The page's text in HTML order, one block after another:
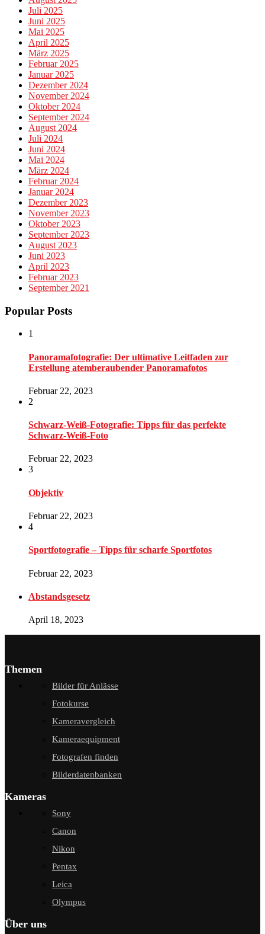
Juli 2025
Juni 2025
Mai 2025
April 2025
März 2025
Februar 2025
Januar 2025
Dezember 2024
November 2024
Oktober 2024
September 2024
August 2024
Juli 2024
Juni 2024
Mai 2024
März 2024
Februar 2024
Januar 2024
Dezember 2023
November 2023
Oktober 2023
September 2023
August 2023
Juni 2023
April 2023
Februar 2023
September 2021
Popular Posts
1
Panoramafotografie: Der ultimative Leitfaden zur
Erstellung atemberaubender Panoramafotos
Februar 22, 2023
2
Schwarz-Weiß-Fotografie: Tipps für das perfekte
Schwarz-Weiß-Foto
Februar 22, 2023
3
Objektiv
Februar 22, 2023
4
Sportfotografie – Tipps für scharfe Sportfotos
Februar 22, 2023
Abstandsgesetz
April 18, 2023
Themen
Bilder für Anlässe
Fotokurse
Kameravergleich
Kameraequipment
Fotografen finden
Bilderdatenbanken
Kameras
Sony
Canon
Nikon
Pentax
Leica
Olympus
Über uns